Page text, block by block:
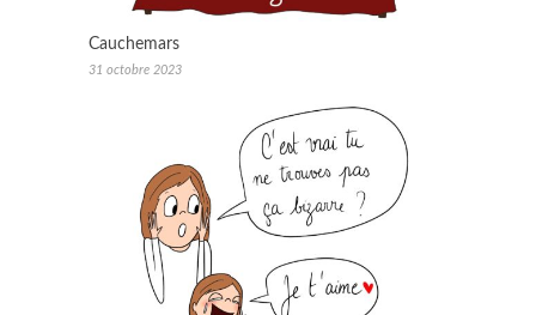
Cauchemars
31 octobre 2023